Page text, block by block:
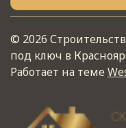
© 2026
под ключ в
Работает на теме